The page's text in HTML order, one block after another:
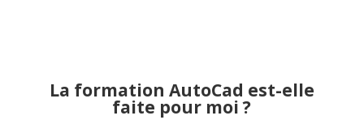
La formation AutoCad est-elle
faite pour moi ?